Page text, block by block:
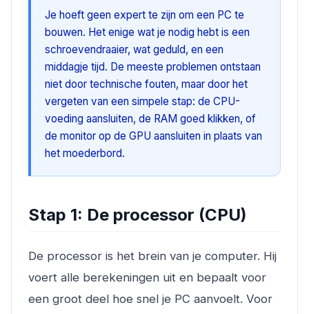
Je hoeft geen expert te zijn om een PC te
bouwen. Het enige wat je nodig hebt is een
schroevendraaier, wat geduld, en een
middagje tijd. De meeste problemen ontstaan
niet door technische fouten, maar door het
vergeten van een simpele stap: de CPU-
voeding aansluiten, de RAM goed klikken, of
de monitor op de GPU aansluiten in plaats van
het moederbord.
Stap 1: De processor (CPU)
De processor is het brein van je computer. Hij
voert alle berekeningen uit en bepaalt voor
een groot deel hoe snel je PC aanvoelt. Voor